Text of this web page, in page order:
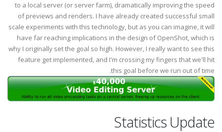
to a local server (or server farm), dramatically improving the speed
of previews and renders. I have already created successful small
scale experiments with this technology, but as you can imagine, it will
have far reaching implications in the design of OpenShot, which is
why I originally set the goal so high. However, I really want to see this
feature get implemented, and I'm crossing my fingers that we'll hit
this goal before we run out of time.
Statistics Update